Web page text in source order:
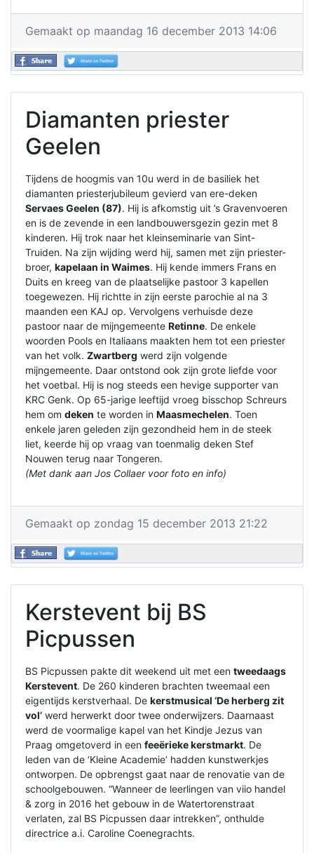
Gemaakt op maandag 16 december 2013 14:06
Diamanten priester
Geelen
Tijdens de hoogmis van 10u werd in de basiliek het
diamanten priesterjubileum gevierd van ere-deken
Servaes Geelen (87). Hij is afkomstig uit ’s Gravenvoeren
en is de zevende in een landbouwersgezin gezin met 8
kinderen. Hij trok naar het kleinseminarie van Sint-
Truiden. Na zijn wijding werd hij, samen met zijn priester-
broer, kapelaan in Waimes. Hij kende immers Frans en
Duits en kreeg van de plaatselijke pastoor 3 kapellen
toegewezen. Hij richtte in zijn eerste parochie al na 3
maanden een KAJ op. Vervolgens verhuisde deze
pastoor naar de mijngemeente Retinne. De enkele
woorden Pools en Italiaans maakten hem tot een priester
van het volk. Zwartberg werd zijn volgende
mijngemeente. Daar ontstond ook zijn grote liefde voor
het voetbal. Hij is nog steeds een hevige supporter van
KRC Genk. Op 65-jarige leeftijd vroeg bisschop Schreurs
hem om deken te worden in Maasmechelen. Toen
enkele jaren geleden zijn gezondheid hem in de steek
liet, keerde hij op vraag van toenmalig deken Stef
Nouwen terug naar Tongeren.
(Met dank aan Jos Collaer voor foto en info)
Gemaakt op zondag 15 december 2013 21:22
Kerstevent bij BS
Picpussen
BS Picpussen pakte dit weekend uit met een tweedaags
Kerstevent. De 260 kinderen brachten tweemaal een
eigentijds kerstverhaal. De kerstmusical ‘De herberg zit
vol’ werd herwerkt door twee onderwijzers. Daarnaast
werd de voormalige kapel van het Kindje Jezus van
Praag omgetoverd in een feeërieke kerstmarkt. De
leden van de ‘Kleine Academie’ hadden kunstwerkjes
ontworpen. De opbrengst gaat naar de renovatie van de
schoolgebouwen. “Wanneer de leerlingen van viio handel
& zorg in 2016 het gebouw in de Watertorenstraat
verlaten, zal BS Picpussen daar intrekken”, onthulde
directrice a.i. Caroline Coenegrachts.